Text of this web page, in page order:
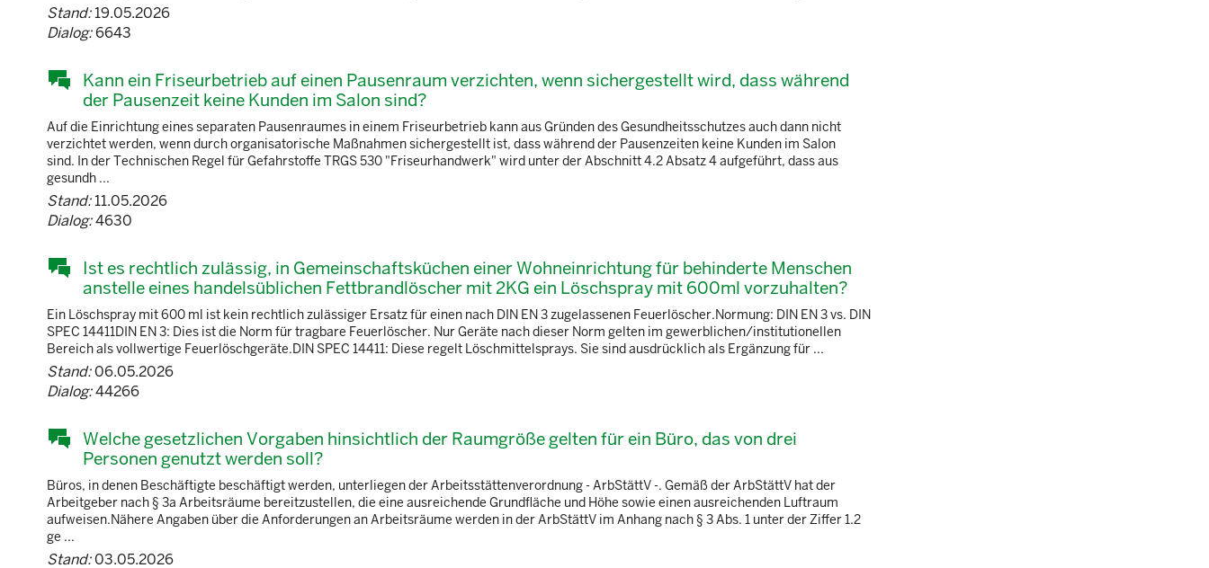
Stand:19.05.2026
Dialog:6643
Kann ein Friseurbetrieb auf einen Pausenraum verzichten, wenn sichergestellt wird, dass während
der Pausenzeit keine Kunden im Salon sind?
Auf die Einrichtung eines separaten Pausenraumes in einem Friseurbetrieb kann aus Gründen des Gesundheitsschutzes auch dann nicht
verzichtet werden, wenn durch organisatorische Maßnahmen sichergestellt ist, dass während der Pausenzeiten keine Kunden im Salon
sind. In der Technischen Regel für Gefahrstoffe TRGS 530 "Friseurhandwerk" wird unter der Abschnitt 4.2 Absatz 4 aufgeführt, dass aus
gesundh ...
Stand:11.05.2026
Dialog:4630
Ist es rechtlich zulässig, in Gemeinschaftsküchen einer Wohneinrichtung für behinderte Menschen
anstelle eines handelsüblichen Fettbrandlöscher mit 2KG ein Löschspray mit 600ml vorzuhalten?
Ein Löschspray mit 600 ml ist kein rechtlich zulässiger Ersatz für einen nach DIN EN 3 zugelassenen Feuerlöscher.Normung: DIN EN 3 vs. DIN
SPEC 14411DIN EN 3: Dies ist die Norm für tragbare Feuerlöscher. Nur Geräte nach dieser Norm gelten im gewerblichen/institutionellen
Bereich als vollwertige Feuerlöschgeräte.DIN SPEC 14411: Diese regelt Löschmittelsprays. Sie sind ausdrücklich als Ergänzung für ...
Stand:06.05.2026
Dialog:44266
Welche gesetzlichen Vorgaben hinsichtlich der Raumgröße gelten für ein Büro, das von drei
Personen genutzt werden soll?
Büros, in denen Beschäftigte beschäftigt werden, unterliegen der Arbeitsstättenverordnung - ArbStättV -. Gemäß der ArbStättV hat der
Arbeitgeber nach § 3a Arbeitsräume bereitzustellen, die eine ausreichende Grundfläche und Höhe sowie einen ausreichenden Luftraum
aufweisen.Nähere Angaben über die Anforderungen an Arbeitsräume werden in der ArbStättV im Anhang nach § 3 Abs. 1 unter der Ziffer 1.2
ge ...
Stand:03.05.2026